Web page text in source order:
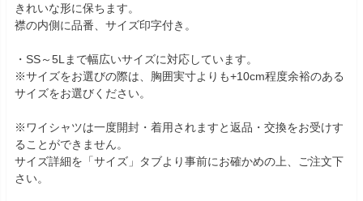
きれいな形に保ちます。
襟の内側に品番、サイズ印字付き。
・SS～5Lまで幅広いサイズに対応しています。
※サイズをお選びの際は、胸囲実寸よりも+10cm程度余裕のある
サイズをお選びください。
※ワイシャツは一度開封・着用されますと返品・交換をお受けす
ることができません。
サイズ詳細を「サイズ」タブより事前にお確かめの上、ご注文下
さい。